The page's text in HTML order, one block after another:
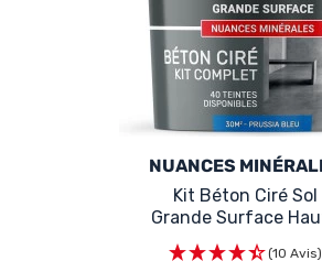
NUANCES
Kit Béton Ciré Sol
Grande Surface
Protection Bleu
(10 Avis)